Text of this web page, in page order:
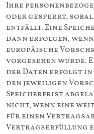
Ihre
oder gesperrt,
entfällt. Eine
dann erfolgen,
europäische
vorgesehen wurde.
der Daten erfolgt in
den jeweiligen
Speicherfrist
nicht, wenn eine
für einen
Vertragserfüllung